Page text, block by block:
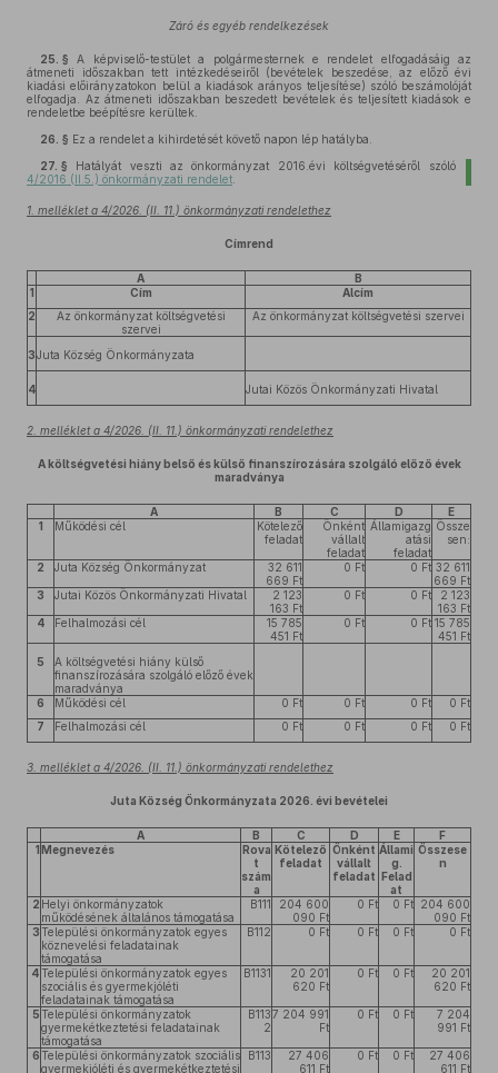
Záró és egyéb rendelkezések
25. § A képviselő-testület a polgármesternek e rendelet elfogadásáig az
átmeneti időszakban tett intézkedéseiről (bevételek beszedése, az előző évi
kiadási előirányzatokon belül a kiadások arányos teljesítése) szóló beszámolóját
elfogadja. Az átmeneti időszakban beszedett bevételek és teljesített kiadások e
rendeletbe beépítésre kerültek.
26. § Ez a rendelet a kihirdetését követő napon lép hatályba.
27. § Hatályát veszti az önkormányzat 2016.évi költségvetéséről szóló
4/2016 (II.5.) önkormányzati rendelet
1. melléklet a 4/2026. (II. 11.) önkormányzati rendelethez
Címrend
A
B
1
Cím
Alcím
2
Az önkormányzat költségvetési
szervei
Az önkormányzat költségvetési szervei
3Juta Község Önkormányzata
4 Jutai Közös Önkormányzati Hivatal
2. melléklet a 4/2026. (II. 11.) önkormányzati rendelethez
A költségvetési hiány belső és külső finanszírozására szolgáló előző évek
maradványa
A B C D
E
1
Működési cél
Kötelező
feladat
Önként
vállalt
feladat
Államigazg
atási
feladat
Össze
sen:
2 Juta Község Önkormányzat
32 611
669 Ft
0 Ft 0 Ft 32 611
669 Ft
3
Jutai Közös Önkormányzati Hivatal
2 123
163 Ft
0 Ft 0 Ft
2 123
163 Ft
4
Felhalmozási cél
15 785
451 Ft
0 Ft 0 Ft 15 785
451 Ft
5
A költségvetési hiány külső
finanszírozására szolgáló előző évek
maradványa
6
Működési cél 0 Ft 0 Ft 0 Ft
0 Ft
7
Felhalmozási cél 0 Ft 0 Ft 0 Ft 0 Ft
3. melléklet a 4/2026. (II. 11.) önkormányzati rendelethez
Juta Község Önkormányzata 2026. évi bevételei
A B C D E
F
1Megnevezés
Rova
t
szám
a
Kötelező
feladat
Önként
vállalt
feladat
Állami
g.
Felad
at
Összese
n
2 Helyi önkormányzatok
működésének általános támogatása
B111
204 600
090 Ft
0 Ft 0 Ft 204 600
090 Ft
3 Települési önkormányzatok egyes
köznevelési feladatainak
támogatása
B112 0 Ft 0 Ft 0 Ft 0 Ft
4 Települési önkormányzatok egyes
szociális és gyermekjóléti
feladatainak támogatása
B1131
20 201
620 Ft
0 Ft 0 Ft
20 201
620 Ft
5 Települési önkormányzatok
gyermekétkeztetési feladatainak
támogatása
B113
2
7 204 991
Ft
0 Ft 0 Ft
7 204
991 Ft
6 Települési önkormányzatok szociális
gyermekjóléti és gyermekétkeztetési
B113
27 406
611 Ft
0 Ft 0 Ft
27 406
611 Ft